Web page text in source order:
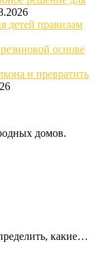
детей правилам
основе
и превратить
домов.
какие…